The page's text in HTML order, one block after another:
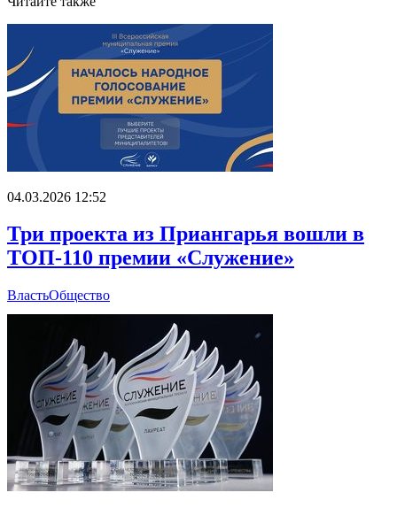
04.03.2026 12:52
Три проекта из Приангарья вошли в
ТОП-110 премии «Служение»
ВластьОбщество